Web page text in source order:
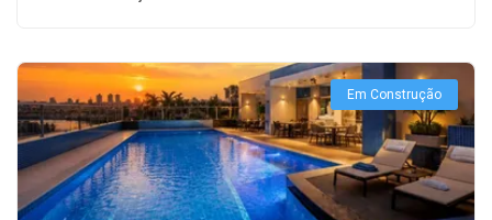
Em Construção